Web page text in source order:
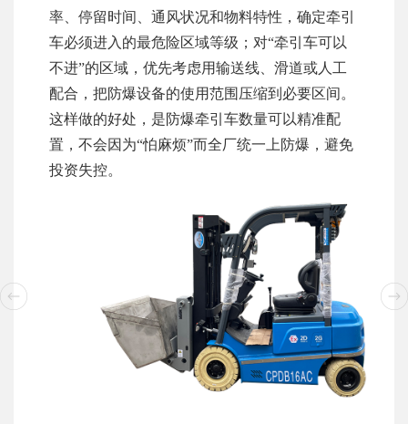
率、停留时间、通风状况和物料特性，确定牵引
车必须进入的最危险区域等级；对“牵引车可以
不进”的区域，优先考虑用输送线、滑道或人工
配合，把防爆设备的使用范围压缩到必要区间。
这样做的好处，是防爆牵引车数量可以精准配
置，不会因为“怕麻烦”而全厂统一上防爆，避免
投资失控。